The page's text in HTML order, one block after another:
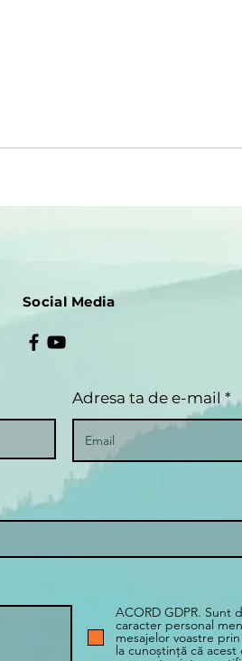
Social Media
Adresa ta de e-mail
ACORD GDPR. Sunt
caracter personal
mesajelor voastre
la cunoștință că